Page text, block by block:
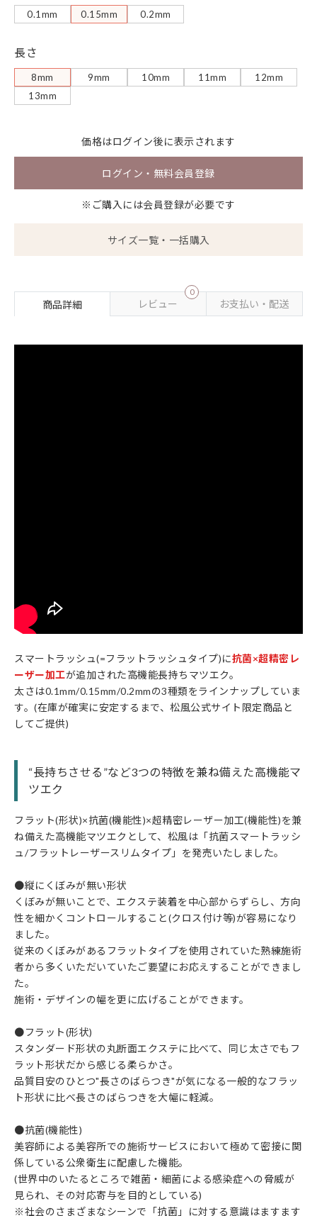
0.1mm 0.15mm 0.2mm
長さ
8mm 9mm 10mm 11mm
12mm
13mm
価格はログイン後に表示されます
ログイン・無料会員登録
※ご購入には会員登録が必要です
サイズ一覧・一括購入
商品詳細 レビュー
0
お支払い・配送
スマートラッシュ(=フラットラッシュタイプ)に抗菌×超精密レ
ーザー加工が追加された高機能長持ちマツエク。
太さは0.1mm/0.15mm/0.2mmの3種類をラインナップしていま
す。(在庫が確実に安定するまで、松風公式サイト限定商品と
してご提供)
“長持ちさせる”など3つの特徴を兼ね備えた高機能マ
ツエク
フラット(形状)×抗菌(機能性)×超精密レーザー加工(機能性)を兼
ね備えた高機能マツエクとして、松風は「抗菌スマートラッシ
ュ/フラットレーザースリムタイプ」を発売いたしました。
●縦にくぼみが無い形状
くぼみが無いことで、エクステ装着を中心部からずらし、方向
性を細かくコントロールすること(クロス付け等)が容易になり
ました。
従来のくぼみがあるフラットタイプを使用されていた熟練施術
者から多くいただいていたご要望にお応えすることができまし
た。
施術・デザインの幅を更に広げることができます。
●フラット(形状)
スタンダード形状の丸断面エクステに比べて、同じ太さでもフ
ラット形状だから感じる柔らかさ。
品質目安のひとつ"長さのばらつき"が気になる一般的なフラッ
ト形状に比べ長さのばらつきを大幅に軽減。
●抗菌(機能性)
美容師による美容所での施術サービスにおいて極めて密接に関
係している公衆衛生に配慮した機能。
(世界中のいたるところで雑菌・細菌による感染症への脅威が
見られ、その対応寄与を目的としている)
※社会のさまざまなシーンで「抗菌」に対する意識はますます